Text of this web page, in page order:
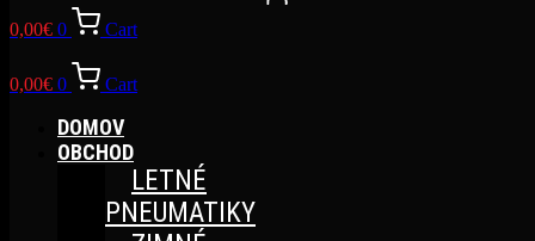
0,00€ 0 Cart
0,00€ 0 Cart
DOMOV
OBCHOD
LETNÉ
PNEUMATIKY